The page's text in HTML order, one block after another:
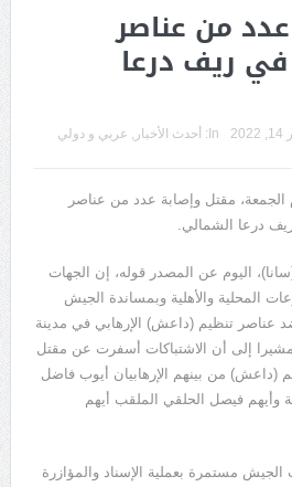
من عناصر
ريف درعا
In: أحدث الأخبار
عربي و دولي
مقتل وإصابة عدد من عناصر
درعا الشمالي.
اليوم عن المصدر قوله، إن الجهات
المحلية والأهلية وبمساندة الجيش
عناصر تنظيم (داعش) الإرهابي في مدينة
إلى أن الاشتباكات أسفرت عن مقتل
(داعش) من بينهم الإرهابيان أيوب فاضل
وأيهم فيصل الحلقي الملقب أيهم
مستمرة بعملية الإسناد والمؤازرة